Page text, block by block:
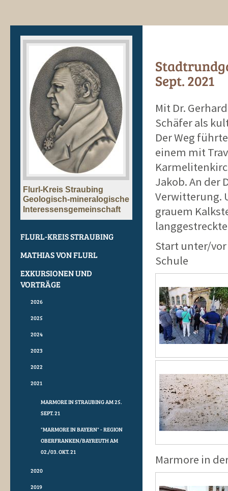
Flurl-Kreis Straubing
Geologisch-mineralogische
Interessensgemeinschaft
FLURL-KREIS STRAUBING
MATHIAS VON FLURL
EXKURSIONEN UND
VORTRÄGE
2026
2025
2024
2023
2022
2021
MARMORE IN STRAUBING AM 25.
SEPT. 21
"MARMORE IN BAYERN" - REGION
OBERFRANKEN/BAYREUTH AM
02./03. OKT. 21
2020
2019
Sept. 2021
Mit Dr.
Schäfer als
Der Weg
einem mit
Jakob. An der
Verwitterung.
grauem
Start unter/
Schule
Marmore in